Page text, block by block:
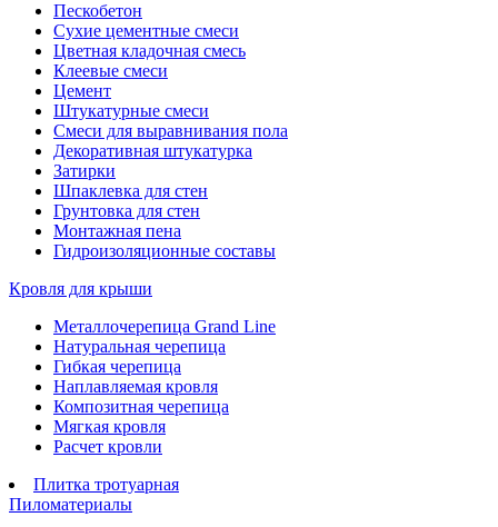
Пескобетон
Сухие цементные смеси
Цветная кладочная смесь
Клеевые смеси
Цемент
Штукатурные смеси
Смеси для выравнивания пола
Декоративная штукатурка
Затирки
Шпаклевка для стен
Грунтовка для стен
Монтажная пена
Гидроизоляционные составы
Кровля для крыши
Металлочерепица Grand Line
Натуральная черепица
Гибкая черепица
Наплавляемая кровля
Композитная черепица
Мягкая кровля
Расчет кровли
Плитка тротуарная
Пиломатериалы